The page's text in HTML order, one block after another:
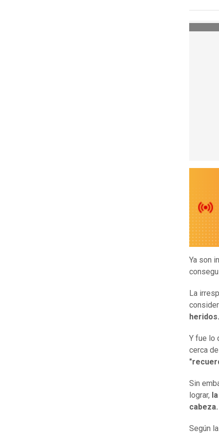
Ya son
La
heridos.
Y fue lo
cerca
Sin
lograr,
Según